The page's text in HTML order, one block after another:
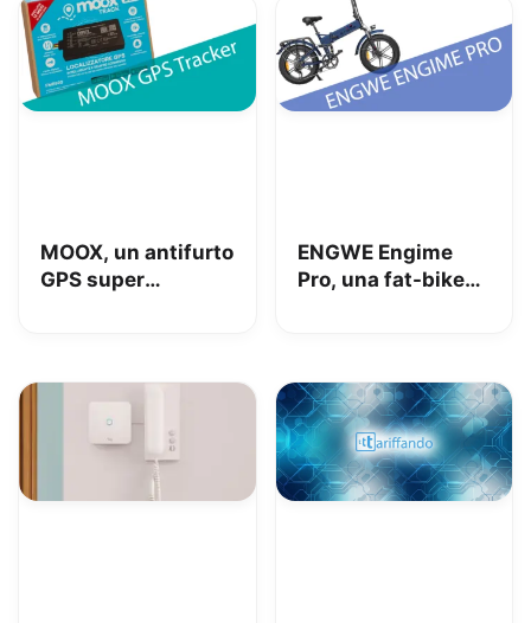
MOOX, un antifurto
GPS super
solo: la nostra
ENGWE Engime
Pro, una fat-bike